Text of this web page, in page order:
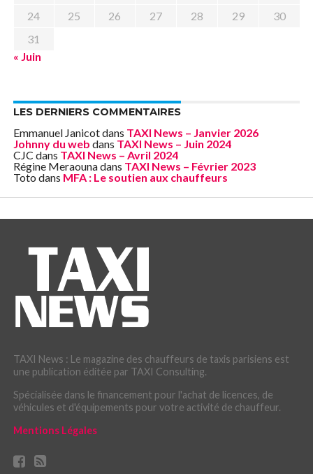
24
25 26 27 28 29
30
31
« Juin
LES DERNIERS COMMENTAIRES
Emmanuel Janicotdans TAXI News – Janvier 2026
Johnny du web dans TAXI News – Juin 2024
CJC dans TAXI News – Avril 2024
Régine Meraounadans TAXI News – Février 2023
Toto dans MFA : Le soutien aux chauffeurs
TAXI News : Le magazine des chauffeurs de taxis parisiens est
une publication éditée par TAXI Consulting.
Spécialisée dans le financement pour l'achat de licences, de
véhicules et d'équipements pour votre activité de chauffeur.
Mentions Légales